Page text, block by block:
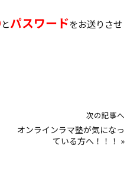
とパスワードをお送りさせ
次の記事へ
オンラインラマ塾が気になっ
ている方へ！！！ »